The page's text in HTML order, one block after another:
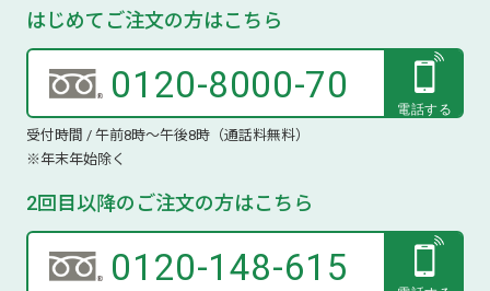
はじめてご注文の方はこちら
0120-8000-70
受付時間 / 午前8時～午後8時（通話料無料）
※年末年始除く
2回目以降のご注文の方はこちら
0120-148-615